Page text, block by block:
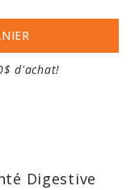
d'achat!
Digestive